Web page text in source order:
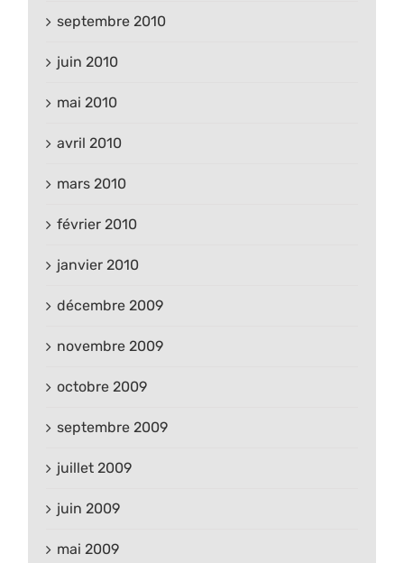
septembre 2010
juin 2010
mai 2010
avril 2010
mars 2010
février 2010
janvier 2010
décembre 2009
novembre 2009
octobre 2009
septembre 2009
juillet 2009
juin 2009
mai 2009